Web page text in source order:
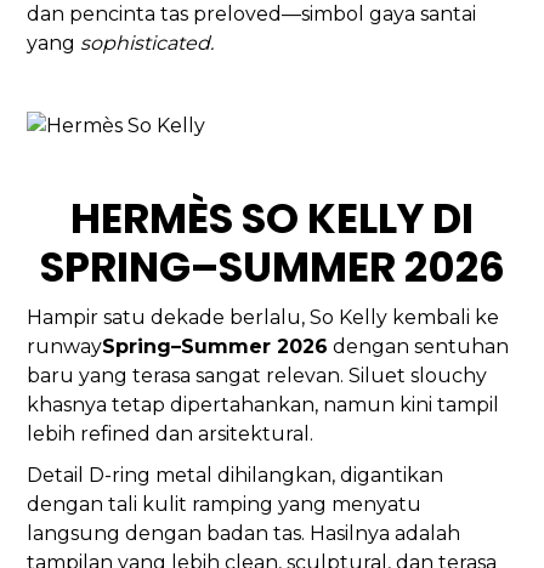
dan pencinta tas preloved—simbol gaya santai
yang sophisticated.
HERMÈS SO KELLY DI
SPRING–SUMMER 2026
Hampir satu dekade berlalu, So Kelly kembali ke
runwaySpring–Summer 2026 dengan sentuhan
baru yang terasa sangat relevan. Siluet slouchy
khasnya tetap dipertahankan, namun kini tampil
lebih refined dan arsitektural.
Detail D-ring metal dihilangkan, digantikan
dengan tali kulit ramping yang menyatu
langsung dengan badan tas. Hasilnya adalah
tampilan yang lebih clean, sculptural, dan terasa